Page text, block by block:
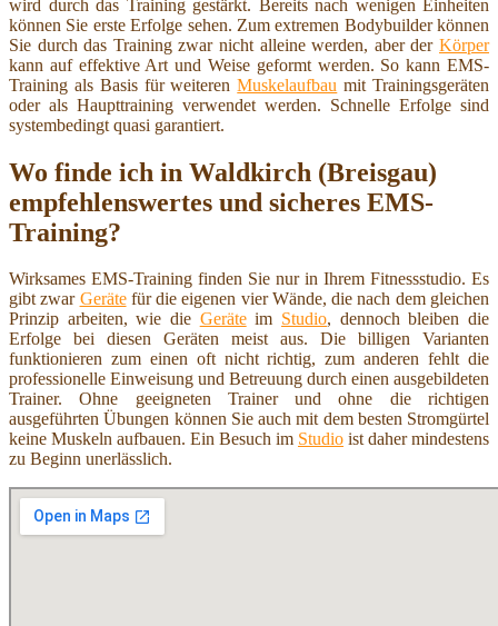
wird durch das Training gestärkt. Bereits nach wenigen Einheiten
können Sie erste Erfolge sehen. Zum extremen Bodybuilder können
Sie durch das Training zwar nicht alleine werden, aber der Körper
kann auf effektive Art und Weise geformt werden. So kann EMS-
Training als Basis für weiterenMuskelaufbau mit Trainingsgeräten
oder als Haupttraining verwendet werden. Schnelle Erfolge sind
systembedingt quasi garantiert.
Wo finde ich in Waldkirch (Breisgau)
empfehlenswertes und sicheres EMS-
Training?
Wirksames EMS-Training finden Sie nur in Ihrem Fitnessstudio. Es
gibt zwar Gerätefür die eigenen vier Wände, die nach dem gleichen
Prinzip arbeiten, wie die Geräteim Studio, dennoch bleiben die
Erfolge bei diesen Geräten meist aus. Die billigen Varianten
funktionieren zum einen oft nicht richtig, zum anderen fehlt die
professionelle Einweisung und Betreuung durch einen ausgebildeten
Trainer. Ohne geeigneten Trainer und ohne die richtigen
ausgeführten Übungen können Sie auch mit dem besten Stromgürtel
keine Muskeln aufbauen. Ein Besuch im Studio ist daher mindestens
zu Beginn unerlässlich.